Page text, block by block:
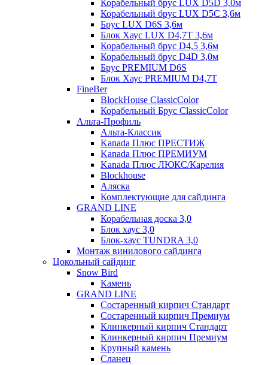
Корабельный брус LUX D5D 3,0м
Корабельный брус LUX D5C 3,6м
Брус LUX D6S 3,6м
Блок Хаус LUX D4,7T 3,6м
Корабельный брус D4,5 3,6м
Корабельный брус D4D 3,0м
Брус PREMIUM D6S
Блок Хаус PREMIUM D4,7T
FineBer
BlockHouse ClassicColor
Корабельный Брус ClassicColor
Альта-Профиль
Альта-Классик
Kanada Плюс ПРЕСТИЖ
Kanada Плюс ПРЕМИУМ
Kanada Плюс ЛЮКС/Карелия
Blockhouse
Аляска
Комплектующие для сайдинга
GRAND LINE
Корабельная доска 3,0
Блок хаус 3,0
Блок-хаус TUNDRA 3,0
Монтаж винилового сайдинга
Цокольный сайдинг
Snow Bird
Камень
GRAND LINE
Состаренный кирпич Стандарт
Состаренный кирпич Премиум
Клинкерный кирпич Стандарт
Клинкерный кирпич Премиум
Крупный камень
Сланец